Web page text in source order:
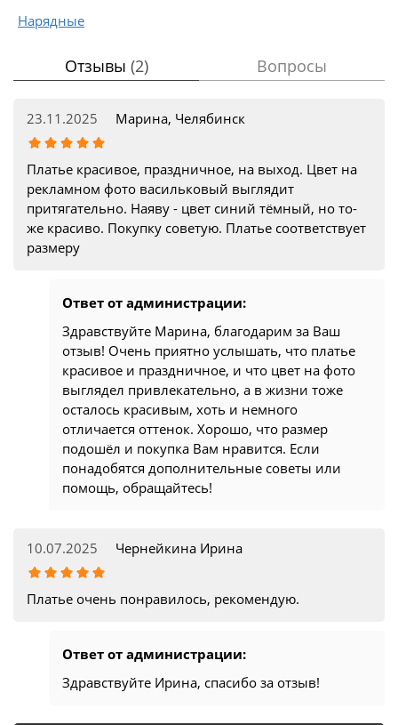
Нарядные
Отзывы (2) Вопросы
23.11.2025 Марина, Челябинск
Платье красивое, праздничное, на выход. Цвет на
рекламном фото васильковый выглядит
притягательно. Наяву - цвет синий тёмный, но то-
же красиво. Покупку советую. Платье соответствует
размеру
Ответ от администрации:
Здравствуйте Марина, благодарим за Ваш
отзыв! Очень приятно услышать, что платье
красивое и праздничное, и что цвет на фото
выглядел привлекательно, а в жизни тоже
осталось красивым, хоть и немного
отличается оттенок. Хорошо, что размер
подошёл и покупка Вам нравится. Если
понадобятся дополнительные советы или
помощь, обращайтесь!
10.07.2025 Чернейкина Ирина
Платье очень понравилось, рекомендую.
Ответ от администрации:
Здравствуйте Ирина, спасибо за отзыв!